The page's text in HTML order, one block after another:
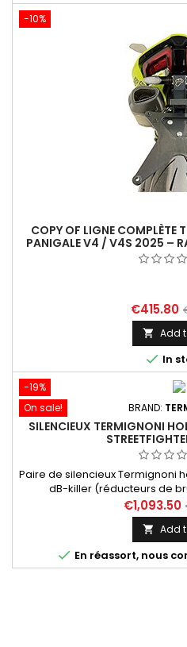
-10%
COPY OF LIGNE COMPLÈTE
PANIGALE V4 / V4S 2025 –
€415.80
 Add
 In
-19%
On sale!
BRAND:
SILENCIEUX TERMIGNONI
Paire de silencieux Termignoni
dB-killer (réducteurs de
Ducati Streetfighter 848 (12-15)
Livré sans filtre à air et sans
Référence Ducati 96480661A;
€1,093.50
 Add
 En réassort, nous